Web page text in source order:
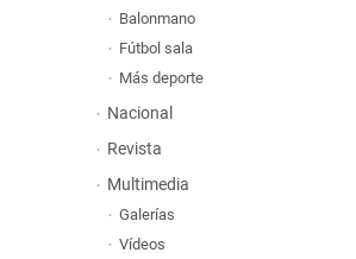
Balonmano
Fútbol sala
Más deporte
Nacional
Revista
Multimedia
Galerías
Vídeos